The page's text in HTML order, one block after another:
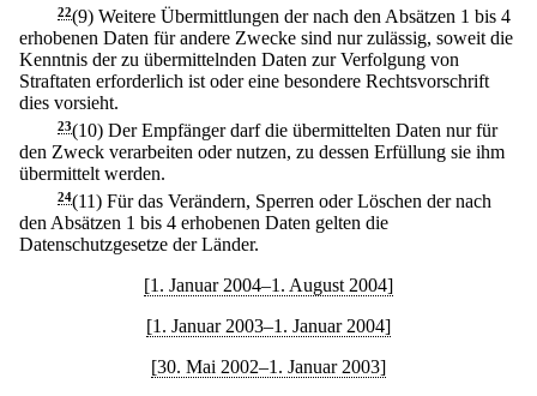
22(9) Weitere Übermittlungen der nach den Absätzen 1 bis 4
erhobenen Daten für andere Zwecke sind nur zulässig, soweit die
Kenntnis der zu übermittelnden Daten zur Verfolgung von
Straftaten erforderlich ist oder eine besondere Rechtsvorschrift
dies vorsieht.
23(10) Der Empfänger darf die übermittelten Daten nur für
den Zweck verarbeiten oder nutzen, zu dessen Erfüllung sie ihm
übermittelt werden.
24(11) Für das Verändern, Sperren oder Löschen der nach
den Absätzen 1 bis 4 erhobenen Daten gelten die
Datenschutzgesetze der Länder.
[1. Januar 2004–1. August 2004]
[1. Januar 2003–1. Januar 2004]
[30. Mai 2002–1. Januar 2003]